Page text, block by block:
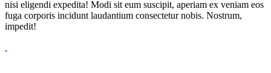
nisi eligendi expedita! Modi sit eum suscipit, aperiam ex veniam eos
fuga corporis incidunt laudantium consectetur nobis. Nostrum,
impedit!